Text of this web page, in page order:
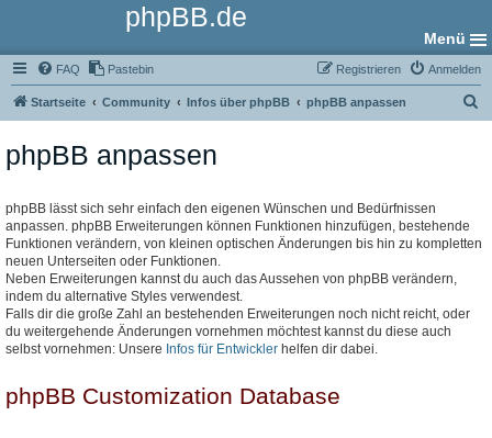
phpBB.de
Menü
FAQ Pastebin Anmelden
Registrieren
Startseite Community Infos über phpBB phpBB anpassen
phpBB anpassen
phpBB lässt sich sehr einfach den eigenen Wünschen und Bedürfnissen
anpassen. phpBB Erweiterungen können Funktionen hinzufügen, bestehende
Funktionen verändern, von kleinen optischen Änderungen bis hin zu kompletten
neuen Unterseiten oder Funktionen.
Neben Erweiterungen kannst du auch das Aussehen von phpBB verändern,
indem du alternative Styles verwendest.
Falls dir die große Zahl an bestehenden Erweiterungen noch nicht reicht, oder
du weitergehende Änderungen vornehmen möchtest kannst du diese auch
selbst vornehmen: Unsere Infos für Entwickler helfen dir dabei.
phpBB Customization Database